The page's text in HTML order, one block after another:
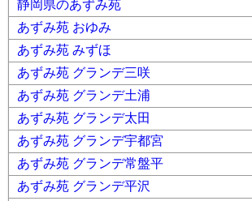
静岡県のあずみ苑
あずみ苑 おゆみ
あずみ苑 みずほ
あずみ苑 グランデ三咲
あずみ苑 グランデ土浦
あずみ苑 グランデ太田
あずみ苑 グランデ宇都宮
あずみ苑 グランデ常盤平
あずみ苑 グランデ平沢